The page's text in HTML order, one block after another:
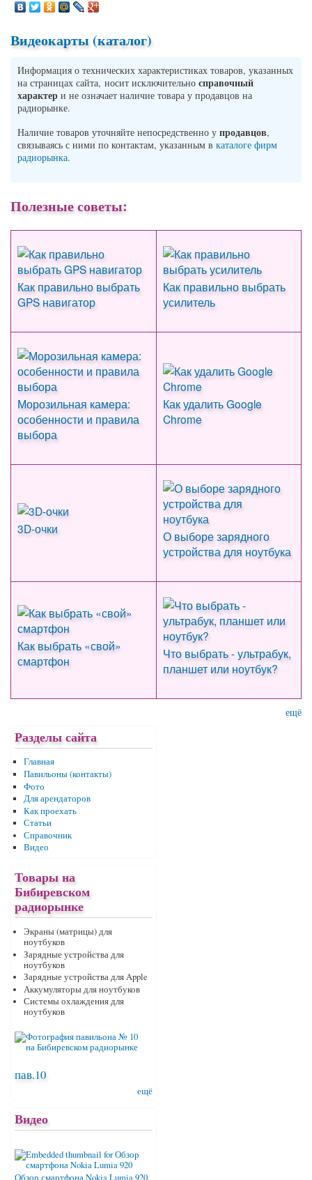
Видеокарты (каталог)
Информация о технических характеристиках товаров, указанных
на страницах сайта, носит исключительно справочный
характер и не означает наличие товара у продавцов на
радиорынке.
Наличие товаров уточняйте непосредственно у продавцов,
связываясь с ними по контактам, указанным в каталоге фирм
радиорынка.
Полезные советы:
Как правильно выбрать
GPS навигатор
Как правильно выбрать
усилитель
Морозильная камера:
особенности и правила
выбора
Как удалить Google
Chrome
3D-очки
О выборе зарядного
устройства для ноутбука
Как выбрать «свой»
смартфон
Что выбрать - ультрабук,
планшет или ноутбук?
ещё
Разделы сайта
Главная
Павильоны (контакты)
Фото
Для арендаторов
Как проехать
Статьи
Справочник
Видео
Товары на
Бибиревском
радиорынке
Экраны (матрицы) для
ноутбуков
Зарядные устройства для
ноутбуков
Зарядные устройства для Apple
Аккумуляторы для ноутбуков
Системы охлаждения для
ноутбуков
пав.10
ещё
Видео